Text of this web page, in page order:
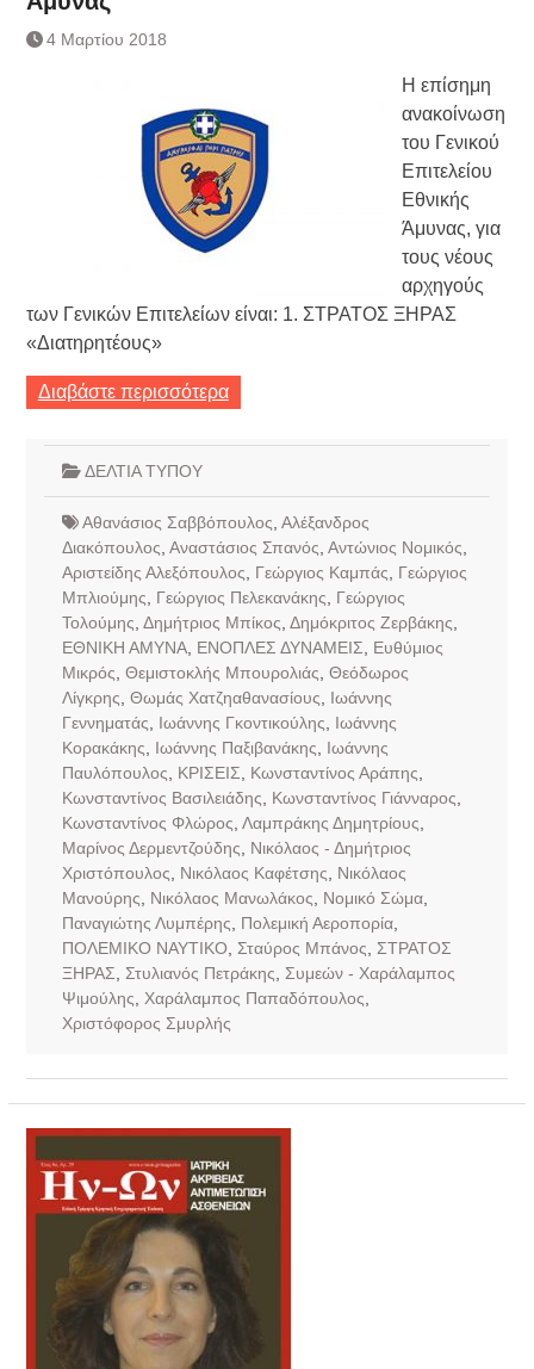
Συναλλάγματος &
Τραπεζογραμματίων 7-3-2019
Ημερήσιο Δελτίο Τιμών
Συναλλάγματος &
Τραπεζογραμματίων 4-3-2019
Κάθοδος αγροτών
4 Μαρτίου 2018
Η επίσημη
ανακοίνωση
του Γενικού
Επιτελείου
Εθνικής
Άμυνας, για
τους νέους
αρχηγούς
των Γενικών Επιτελείων είναι: 1. ΣΤΡΑΤΟΣ ΞΗΡΑΣ
«Διατηρητέους»
Διαβάστε περισσότερα
ΔΕΛΤΙΑ ΤΥΠΟΥ
Αθανάσιος Σαββόπουλος Αλέξανδρος
Διακόπουλος Αναστάσιος Σπανός Αντώνιος Νομικός
Αριστείδης Αλεξόπουλος
Γεώργιος Καμπάς
Γεώργιος
Μπλιούμης
Γεώργιος Πελεκανάκης
Γεώργιος
Τολούμης Δημήτριος Μπίκος Δημόκριτος Ζερβάκης
ΕΘΝΙΚΗ ΑΜΥΝΑ, ΕΝΟΠΛΕΣ ΔΥΝΑΜΕΙΣ
Ευθύμιος
Μικρός Θεμιστοκλής Μπουρολιάς Θεόδωρος
Λίγκρης Θωμάς Χατζηαθανασίους
Ιωάννης
Γεννηματάς
Ιωάννης Γκοντικούλης
Ιωάννης
Κορακάκης
Ιωάννης Παξιβανάκης
Ιωάννης
Παυλόπουλος
ΚΡΙΣΕΙΣ Κωνσταντίνος Αράπης
Κωνσταντίνος Βασιλειάδης
Κωνσταντίνος Γιάνναρος
Κωνσταντίνος Φλώρος Λαμπράκης Δημητρίους
Μαρίνος Δερμεντζούδης
Νικόλαος - Δημήτριος
Χριστόπουλος
Νικόλαος Καφέτσης
Νικόλαος
Μανούρης
Νικόλαος Μανωλάκος Νομικό Σώμα,
Παναγιώτης Λυμπέρης
Πολεμική Αεροπορία,
ΠΟΛΕΜΙΚΟ ΝΑΥΤΙΚΟ
Σταύρος Μπάνος
ΣΤΡΑΤΟΣ
ΞΗΡΑΣ
Στυλιανός Πετράκης
Συμεών - Χαράλαμπος
Ψιμούλης
Χαράλαμπος Παπαδόπουλος
Χριστόφορος Σμυρλής